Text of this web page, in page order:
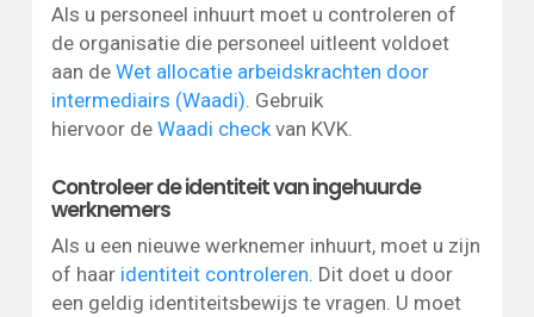
Als u personeel inhuurt moet u controleren of
de organisatie die personeel uitleent voldoet
aan de Wet allocatie arbeidskrachten door
intermediairs (Waadi) . Gebruik
hiervoor de Waadi checkvan KVK.
Controleer de identiteit van ingehuurde
werknemers
Als u een nieuwe werknemer inhuurt, moet u zijn
of haar identiteit controleren . Dit doet u door
een geldig identiteitsbewijs te vragen. U moet